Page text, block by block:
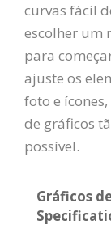
curvas fácil
escolher um
para
ajuste os
foto e
de gráficos
possível.
Gráficos